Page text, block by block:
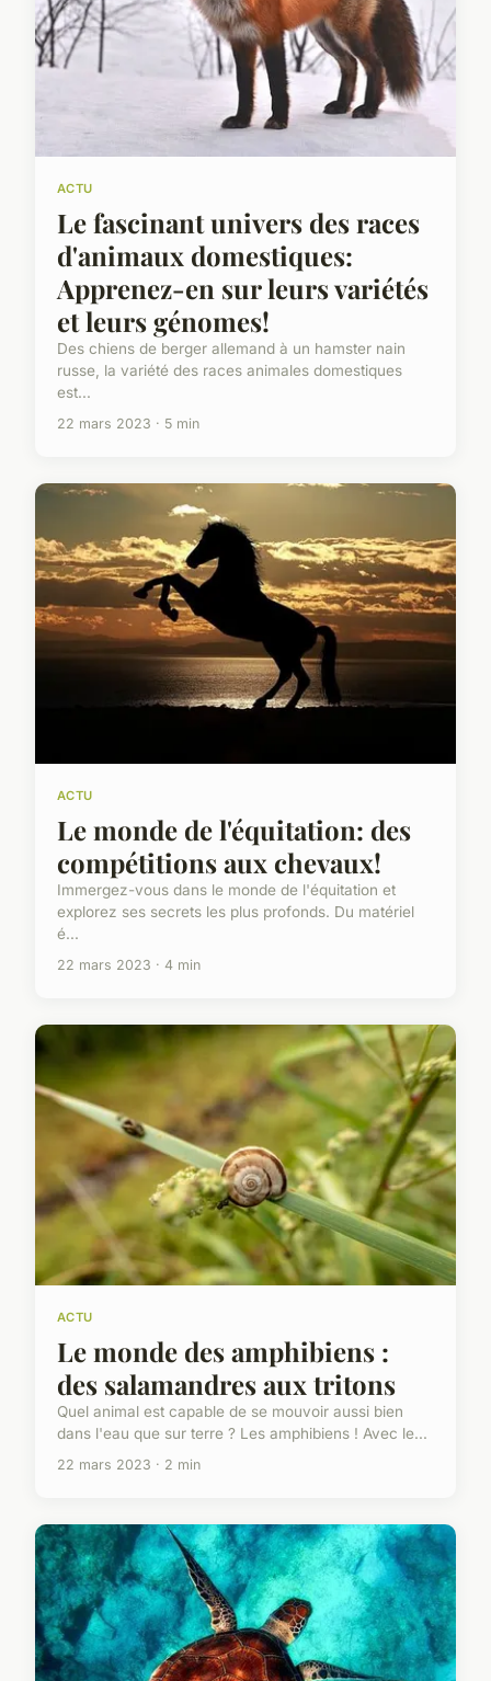
ACTU
Le fascinant univers des races
d'animaux domestiques:
Apprenez-en sur leurs variétés
et leurs génomes!
Des chiens de berger allemand à un hamster nain
russe, la variété des races animales domestiques
est...
22 mars 2023 · 5 min
ACTU
Le monde de l'équitation: des
compétitions aux chevaux!
Immergez-vous dans le monde de l'équitation et
explorez ses secrets les plus profonds. Du matériel
é...
22 mars 2023 · 4 min
ACTU
Le monde des amphibiens :
des salamandres aux tritons
Quel animal est capable de se mouvoir aussi bien
dans l'eau que sur terre ? Les amphibiens ! Avec le...
22 mars 2023 · 2 min